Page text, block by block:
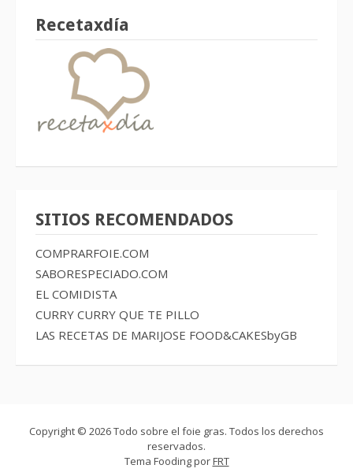
Recetaxdía
SITIOS RECOMENDADOS
COMPRARFOIE.COM
SABORESPECIADO.COM
EL COMIDISTA
CURRY CURRY QUE TE PILLO
LAS RECETAS DE MARIJOSE FOOD&CAKESbyGB
Copyright © 2026 Todo sobre el foie gras. Todos los derechos
reservados.
Tema Fooding porFRT